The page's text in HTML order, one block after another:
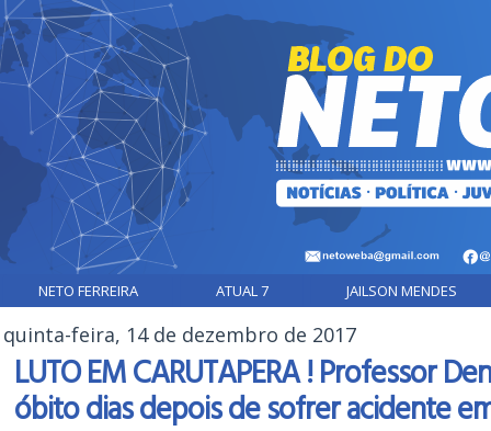
NETO FERREIRA ATUAL 7 JAILSON MENDES
quinta-feira, 14 de dezembro de 2017
LUTO EM CARUTAPERA ! Professor
óbito dias depois de sofrer acidente